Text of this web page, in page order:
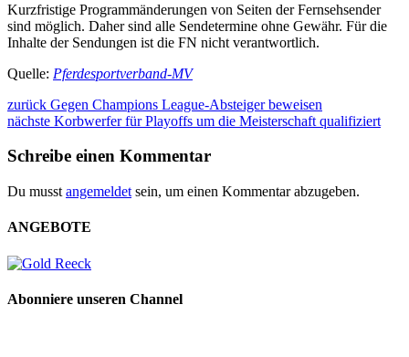
Kurzfristige Programmänderungen von Seiten der Fernsehsender
sind möglich. Daher sind alle Sendetermine ohne Gewähr. Für die
Inhalte der Sendungen ist die FN nicht verantwortlich.
Quelle: Pferdesportverband-MV
zurück Gegen Champions League-Absteiger beweisen
nächste Korbwerfer für Playoffs um die Meisterschaft qualifiziert
Schreibe einen Kommentar
Du musst angemeldet sein, um einen Kommentar abzugeben.
ANGEBOTE
Abonniere unseren Channel